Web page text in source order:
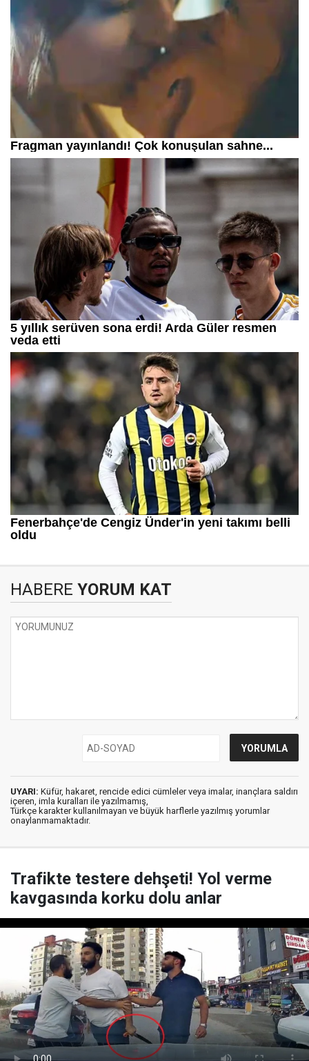
HABERE YORUM KAT
UYARI: Küfür, hakaret, rencide edici cümleler veya imalar, inançlara saldırı
içeren, imla kuralları ile yazılmamış,
Türkçe karakter kullanılmayan ve büyük harflerle yazılmış yorumlar
onaylanmamaktadır.
Trafikte testere dehşeti! Yol verme
kavgasında korku dolu anlar